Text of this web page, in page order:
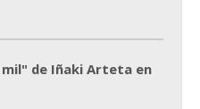
de Iñaki Arteta en